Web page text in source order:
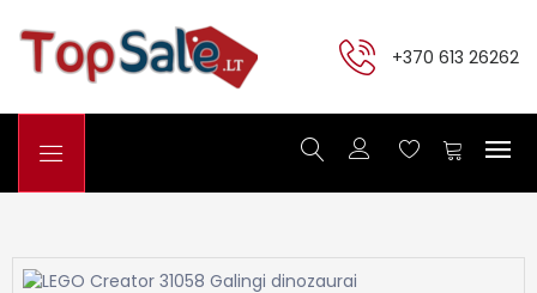
+370 613 26262